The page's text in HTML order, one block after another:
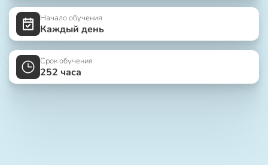
Начало обучения
Каждый день
Срок обучения
252 часа